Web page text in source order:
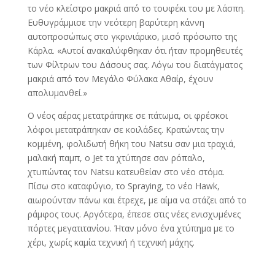
το νέο κλείστρο μακριά από το τουφέκι του με λάσπη.
Ευθυγράμμισε την νεότερη βαρύτερη κάννη
αυτοπροσώπως στο γκρινιάρικο, μισό πρόσωπο της
Κάρλα. «Αυτοί ανακαλύφθηκαν ότι ήταν προμηθευτές
των Φίλτρων του Δάσους σας. Λόγω του διατάγματος
μακριά από τον Μεγάλο Φύλακα Αθαίρ, έχουν
απολυμανθεί.»
Ο νέος αέρας μετατράπηκε σε πάτωμα, οι φρέσκοι
λόφοι μετατράπηκαν σε κοιλάδες. Κρατώντας την
κομμένη, φολιδωτή θήκη του Natsu σαν μια τραχιά,
μαλακή παμπ, ο Jet τα χτύπησε σαν ρόπαλο,
χτυπώντας τον Natsu κατευθείαν στο νέο στόμα.
Πίσω στο καταφύγιο, το Spraying, το νέο Hawk,
αιωρούνταν πάνω και έτρεχε, με αίμα να στάζει από το
ράμφος τους. Αργότερα, έπεσε στις νέες ενισχυμένες
πόρτες μεγατιτανίου. Ήταν μόνο ένα χτύπημα με το
χέρι, χωρίς καμία τεχνική ή τεχνική μάχης.